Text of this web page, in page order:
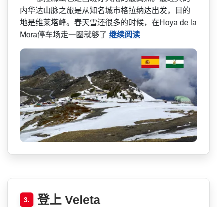
内华达山脉之旅是从知名城市格拉纳达­出发，目的
地是维莱塔峰。春天雪还很多的时候，在H­oya de la
Mora停车场走一圈就够了 继续阅读
3. 登上 Veleta